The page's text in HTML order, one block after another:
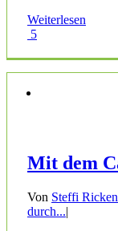
Weiterlesen
5
Mit dem
Von Steffi
durch...|